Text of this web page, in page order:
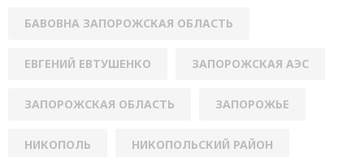
БАВОВНА ЗАПОРОЖСКАЯ ОБЛАСТЬ
ЕВГЕНИЙ ЕВТУШЕНКО ЗАПОРОЖСКАЯ АЭС
ЗАПОРОЖСКАЯ ОБЛАСТЬ ЗАПОРОЖЬЕ
НИКОПОЛЬ НИКОПОЛЬСКИЙ РАЙОН